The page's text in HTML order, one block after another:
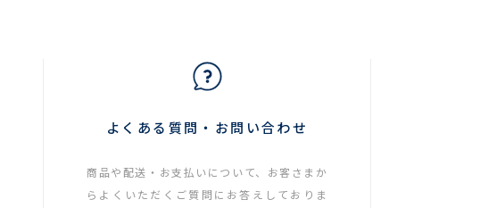
よくある質問・お問い合わせ
商品や配送・お支払いについて、お客さまか
らよくいただくご質問にお答えしておりま